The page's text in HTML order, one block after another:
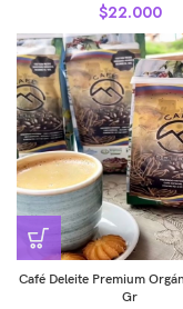
$22.000
Café Deleite Premium
Gr